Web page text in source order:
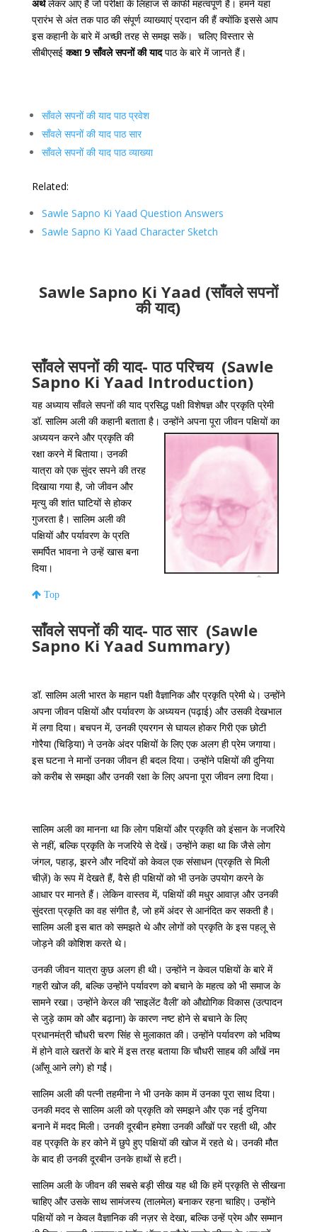
अर्थलेकर आए हैं जो परीक्षा के लिहाज से काफी महत्वपूर्ण है। हमने यहां
प्रारंभ से अंत तक पाठ की संपूर्ण व्याख्याएं प्रदान की हैं क्योंकि इससे आप
इस कहानी के बारे में अच्छी तरह से समझ सकें। चलिए विस्तार से
सीबीएसईकक्षा 9 साँवले सपनों की यादपाठ के बारे में जानते हैं।
साँवले सपनों की याद पाठ प्रवेश
साँवले सपनों की याद पाठ सार
साँवले सपनों की याद पाठ व्याख्या
Related:
Sawle Sapno Ki Yaad Question Answers
Sawle Sapno Ki Yaad Character Sketch
Sawle Sapno Ki Yaad (साँवले सपनों
की याद)
साँवले सपनों की याद- पाठ परिचय (Sawle
Sapno Ki Yaad Introduction)
यह अध्याय साँवले सपनों की याद प्रसिद्ध पक्षी विशेषज्ञ और प्रकृति प्रेमी
डॉ. सालिम अली की कहानी बताता है। उन्होंने अपना पूरा जीवन पक्षियों का
अध्ययन करने और प्रकृति की
रक्षा करने में बिताया। उनकी
यात्रा को एक सुंदर सपने की तरह
दिखाया गया है, जो जीवन और
मृत्यु की शांत घाटियों से होकर
गुजरता है। सालिम अली की
पक्षियों और पर्यावरण के प्रति
समर्पित भावना ने उन्हें खास बना
दिया।
Top
साँवले सपनों की याद- पाठ सार (Sawle
Sapno Ki Yaad Summary)
डॉ. सालिम अली भारत के महान पक्षी वैज्ञानिक और प्रकृति प्रेमी थे। उन्होंने
अपना जीवन पक्षियों और पर्यावरण के अध्ययन(पढ़ाई) और उसकी देखभाल
में लगा दिया। बचपन में, उनकी एयरगन से घायल होकर गिरी एक छोटी
गोरैया(चिड़िया) ने उनके अंदर पक्षियों के लिए एक अलग ही प्रेम जगाया।
इस घटना ने मानों उनका जीवन ही बदल दिया। उन्होंने पक्षियों की दुनिया
को करीब से समझा और उनकी रक्षा के लिए अपना पूरा जीवन लगा दिया।
सालिम अली का मानना था कि लोग पक्षियों और प्रकृति को इंसान के नजरिये
से नहीं, बल्कि प्रकृति के नजरिये से देखें। उन्होंने कहा था कि जैसे लोग
जंगल, पहाड़, झरने और नदियों को केवल एक संसाधन(प्रकृति से मिली
चीज़ें) के रूप में देखते हैं, वैसे ही पक्षियों को भी उनके उपयोग करने के
आधार पर मानते हैं। लेकिन वास्तव में, पक्षियों की मधुर आवाज़ और उनकी
सुंदरता प्रकृति का वह संगीत है, जो हमें अंदर से आनंदित कर सकती है।
सालिम अली इस बात को समझते थे और लोगों को प्रकृति के इस पहलू से
जोड़ने की कोशिश करते थे।
उनकी जीवन यात्रा कुछ अलग ही थी। उन्होंने न केवल पक्षियों के बारे में
गहरी खोज की, बल्कि उन्होंने पर्यावरण को बचाने के महत्व को भी समाज के
सामने रखा। उन्होंने केरल की‘साइलेंट वैली’ को औद्योगिक विकास(उत्पादन
सेजुड़े काम को और बढ़ाना) के कारण नष्ट होने से बचाने के लिए
प्रधानमंत्री चौधरी चरण सिंह से मुलाकात की। उन्होंने पर्यावरण को भविष्य
में होने वाले खतरों के बारे में इस तरह बताया कि चौधरी साहब की आँखें नम
(आँसू आने लगे) हो गईं।
सालिम अली की पत्नी तहमीना ने भी उनके काम में उनका पूरा साथ दिया।
उनकी मदद से सालिम अली को प्रकृति को समझने और एक नई दुनिया
बनाने में मदद मिली। उनकी दूरबीन हमेशा उनकी आँखों पर रहती थी, और
वह प्रकृति के हर कोने में छुपे हुए पक्षियों की खोज में रहते थे। उनकी मौत
के बाद ही उनकी दूरबीन उनके हाथों से हटी।
सालिम अली के जीवन की सबसे बड़ी सीख यह थी कि हमें प्रकृति से सीखना
चाहिए और उसके साथ सामंजस्य(तालमेल) बनाकर रहना चाहिए। उन्होंने
पक्षियों को न केवल वैज्ञानिक की नज़र से देखा, बल्कि उन्हें प्रेम और सम्मान